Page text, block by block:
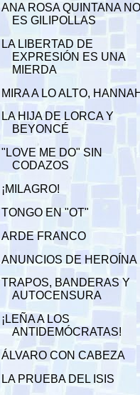
ANA ROSA QUINTANA
ES GILIPOLLAS
LA LIBERTAD DE
EXPRESIÓN ES UNA
MIERDA
MIRA A LO ALTO,
LA HIJA DE LORCA Y
BEYONCÉ
"LOVE ME DO" SIN
CODAZOS
¡MILAGRO!
TONGO EN "OT"
ARDE FRANCO
ANUNCIOS DE HEROÍNA
TRAPOS, BANDERAS Y
AUTOCENSURA
¡LEÑA A LOS
ANTIDEMÓCRATAS!
ÁLVARO CON CABEZA
LA PRUEBA DEL ISIS